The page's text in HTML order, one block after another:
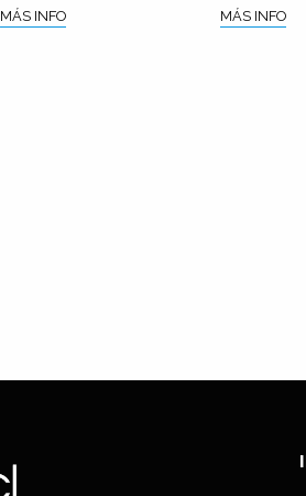
MÁS INFO MÁS INFO